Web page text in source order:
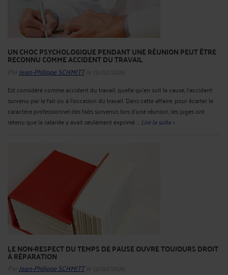
UN CHOC PSYCHOLOGIQUE PENDANT UNE RÉUNION PEUT ÊTRE
RECONNU COMME ACCIDENT DU TRAVAIL
Par Jean-Philippe SCHMITTle 15/02/2026
Est considéré comme accident du travail, quelle qu'en soit la cause, l'accident
survenu par le fait ou à l'occasion du travail. Dans cette affaire, pour écarter le
caractère professionnel des faits survenus lors d'une réunion, les juges ont
retenu que la salariée y avait seulement exprimé ... Lire la suite >
LE NON-RESPECT DU TEMPS DE PAUSE OUVRE TOUJOURS DROIT
À RÉPARATION
Par Jean-Philippe SCHMITTle 15/02/2026